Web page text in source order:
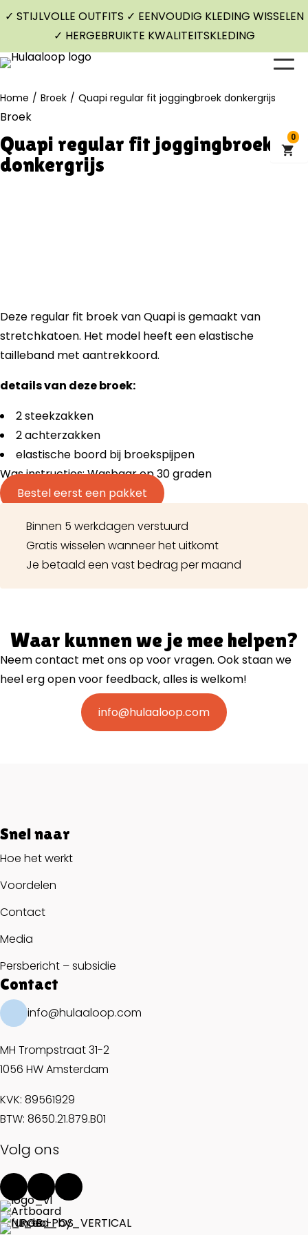
✓ STIJLVOLLE OUTFITS ✓ EENVOUDIG KLEDING WISSELEN
✓ HERGEBRUIKTE KWALITEITSKLEDING
Home / Broek / Quapi regular fit joggingbroek donkergrijs
Broek
Quapi regular fit joggingbroek
donkergrijs
Deze regular fit broek van Quapi is gemaakt van
stretchkatoen. Het model heeft een elastische
tailleband met aantrekkoord.
details van deze broek:
2 steekzakken
2 achterzakken
elastische boord bij broekspijpen
Was instructies: Wasbaar op 30 graden
Bestel eerst een pakket
Binnen 5 werkdagen verstuurd
Gratis wisselen wanneer het uitkomt
Je betaald een vast bedrag per maand
Waar kunnen we je mee helpen?
Neem contact met ons op voor vragen. Ook staan we
heel erg open voor feedback, alles is welkom!
info@hulaaloop.com
Snel naar
Hoe het werkt
Voordelen
Contact
Media
Persbericht – subsidie
Contact
info@hulaaloop.com
MH Trompstraat 31-2
1056 HW Amsterdam
KVK: 89561929
BTW: 8650.21.879.B01
Volg ons
0